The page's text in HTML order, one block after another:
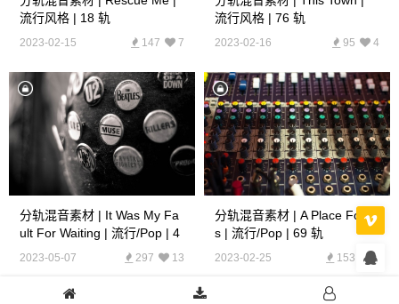
流行风格 | 18 轨
2023-02-15 7
147
流行风格 | 76 轨
2023-02-16 4
95
分轨混音素材 | It Was My Fa
Ult For Waiting | 流行/Pop | 4
4 轨
2023-05-07 13
297
分轨混音素材 | A Place For U
S | 流行/Pop | 69 轨
2023-02-25 8
153